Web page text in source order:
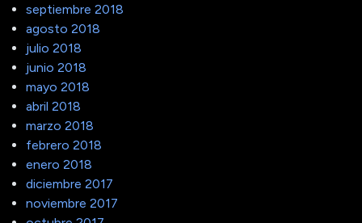
septiembre 2018
agosto 2018
julio 2018
junio 2018
mayo 2018
abril 2018
marzo 2018
febrero 2018
enero 2018
diciembre 2017
noviembre 2017